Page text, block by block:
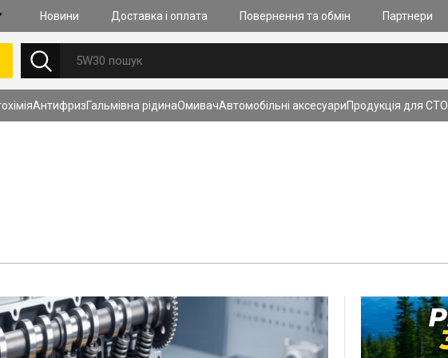
Новини Доставка i оплата Повернення та обмiн Партнери
НОВИНИ
27.07.2026
ПЕРЕГЛЯНУТИ ВСІ НОВИНИ
АнтифризГальмiвна рiдинаОмивачАвтомобільні аксесуариПродукція для СТО